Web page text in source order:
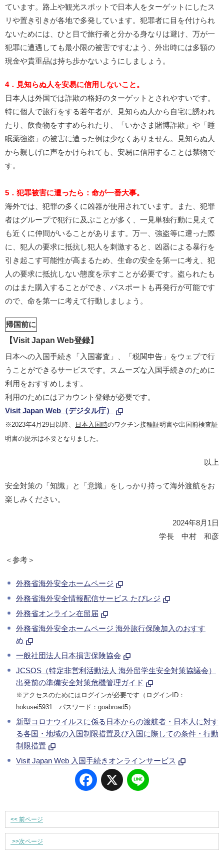
ています。路上や観光スポットで日本人をターゲットにしたス
リや置き引きが各地で多発しています。犯罪者に目を付けられ
ないためには、ひと目で旅行者と分かる身なりは避け、万が一
犯罪に遭遇しても最小限の被害ですむよう、外出時には多額の
現金や貴重品は持ち歩かないようにしましょう。
4．見知らぬ人を安易に信用しないこと。
日本人は外国では詐欺の格好のターゲットとされやすいです。
特に個人で旅行をする若年者が、見知らぬ人から自宅に誘われ
たり、飲食物をすすめられたり、「いかさま賭博詐欺」や「睡
眠薬強盗」の被害に遭った例は少なくありません。見知らぬ人
から親しげに声をかけられても、安易に信用することは禁物で
す。
5．犯罪被害に遭ったら：命が一番大事。
海外では、犯罪の多くに凶器が使用されています。また、犯罪
者はグループで犯行に及ぶことが多く、一見単独行動に見えて
も近くに仲間がいることがあります。万一、強盗等に遭った際
に、犯人の要求に抵抗し犯人を刺激すると、凶器による暴行を
引き起こす可能性が高まるため、生命の安全を第一に考え、犯
人の要求に抵抗しない態度を示すことが必要です。盗られたも
のはまた購入することができ、パスポートも再発行が可能です
ので、命を第一に考えて行動しましょう。
帰国前に
【Visit Japan Web登録】
日本への入国手続き「入国審査」、「税関申告」をウェブで行
うことができるサービスです。スムーズな入国手続きのために
利用をおすすめします。
利用のためにはアカウント登録が必要です。
Visit Japan Web（デジタル庁）
※2023年4月29日以降、 日本入国時のワクチン接種証明書や出国前検査証
明書の提示は不要となりました。
以上
安全対策の「知識」と「意識」をしっかり持って海外渡航をお
楽しみください。
2024年8月1日
学長 中村 和彦
＜参考＞
外務省海外安全ホームページ
外務省海外安全情報配信サービス たびレジ
外務省オンライン在留届
外務省海外安全ホームページ 海外旅行保険加入のおすす
め
一般社団法人日本損害保険協会
JCSOS（特定非営利活動法人 海外留学生安全対策協議会）
出発前の準備安全対策危機管理ガイド
※アクセスのためにはログインが必要です（ログインID：
hokusei5931 パスワード：goabroad5）
新型コロナウイルスに係る日本からの渡航者・日本人に対す
る各国・地域の入国制限措置及び入国に際しての条件・行動
制限措置
Visit Japan Web 入国手続きオンラインサービス
Facebook
X
<< 前ページ
>>次ページ